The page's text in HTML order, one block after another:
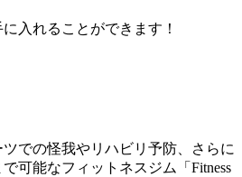
入れることができます！
での怪我やリハビリ予防、さらに
可能なフィットネスジム「Fitness